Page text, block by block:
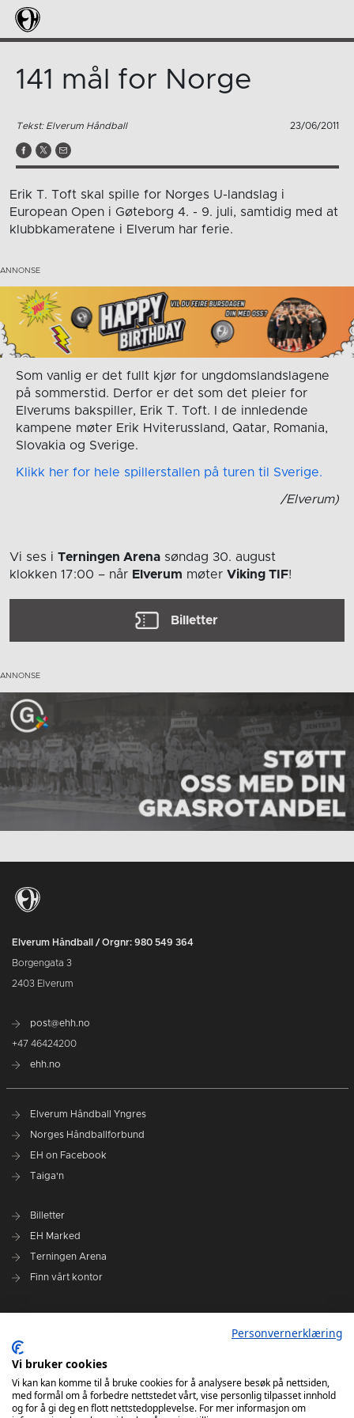
141 mål for Norge
Tekst: Elverum Håndball 23/06/2011
Erik T. Toft skal spille for Norges U-landslag i
European Open i Gøteborg 4. - 9. juli, samtidig med at
klubbkameratene i Elverum har ferie.
Som vanlig er det fullt kjør for ungdomslandslagene
på sommerstid. Derfor er det som det pleier for
Elverums bakspiller, Erik T. Toft. I de innledende
kampene møter Erik Hviterussland, Qatar, Romania,
Slovakia og Sverige .
Klikk her for hele spillerstallen på turen til Sverige.
/Elverum)
Vi ses i Terningen Arena søndag 30. august
klokken 17:00 – når Elverum møter Viking TIF!
Billetter
Elverum Håndball / Orgnr: 980 549 364
Borgengata 3
2403 Elverum
post@ehh.no
+47 46424200
ehh.no
Elverum Håndball Yngres
Norges Håndballforbund
EH on Facebook
Taiga'n
Billetter
EH Marked
Terningen Arena
Finn vårt kontor
Administrasjonen i Elverum Håndball
Styre og utvalg
VARSLINGSRUTINER FOR ELVERUM HÅNDBALL
Personvernerklæring
Vi bruker cookies
Vi kan kan komme til å bruke cookies for å analysere besøk på nettsiden,
med formål om å forbedre nettstedet vårt, vise personlig tilpasset innhold
og for å gi deg en flott nettstedopplevelse. For mer informasjon om